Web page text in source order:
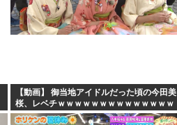
【動画】 御当地アイドルだった頃の今田美
桜、レベチｗｗｗｗｗｗｗｗｗｗｗｗｗｗ
ｗｗｗｗ